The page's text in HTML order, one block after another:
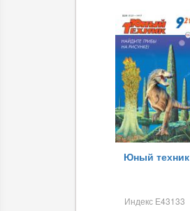
Юный техник
Индекс Е43133